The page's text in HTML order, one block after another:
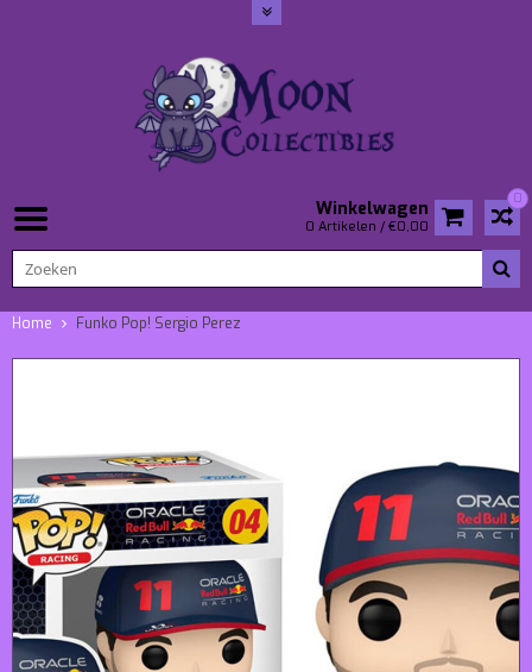
0
Winkelwagen
0 Artikelen / €0,00
Home Funko Pop! Sergio Perez